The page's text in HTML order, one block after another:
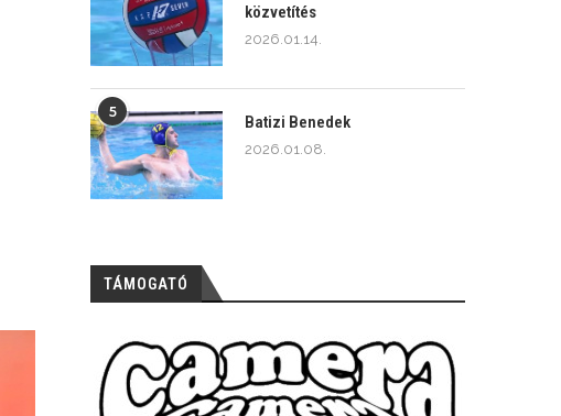
közvetítés
2026.01.14.
5
Batizi Benedek
2026.01.08.
TÁMOGATÓ